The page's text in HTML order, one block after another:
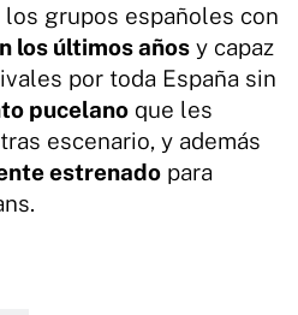
grupos españoles con
los últimos años y capaz
por toda España sin
pucelano que les
escenario, y además
estrenado para